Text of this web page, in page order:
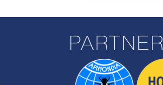
PARTNER